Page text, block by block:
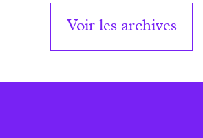
Voir les archives